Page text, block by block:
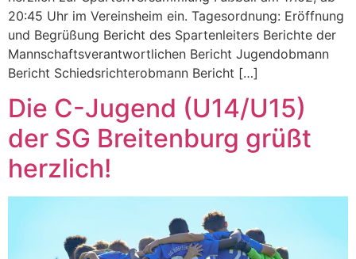
20:45 Uhr im Vereinsheim ein. Tagesordnung: Eröffnung
und Begrüßung Bericht des Spartenleiters Berichte der
Mannschaftsverantwortlichen Bericht Jugendobmann
Bericht Schiedsrichterobmann Bericht […]
Die C-Jugend (U14/U15)
der SG Breitenburg grüßt
herzlich!